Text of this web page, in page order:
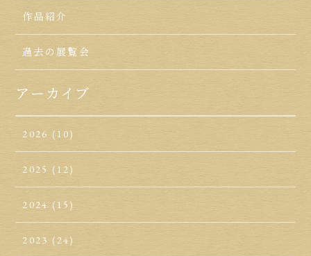
作品紹介
過去の展覧会
アーカイブ
2026 (10)
2025 (12)
2024 (15)
2023 (24)